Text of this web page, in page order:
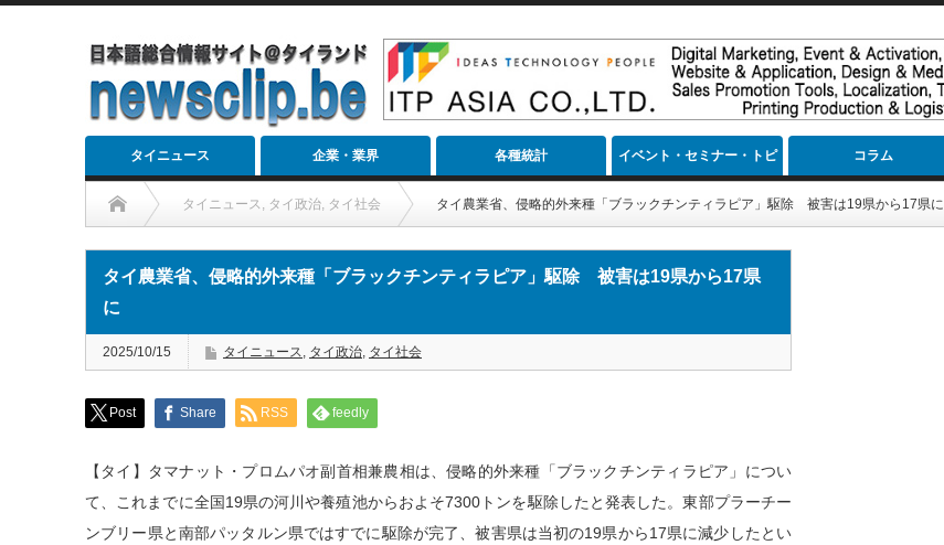
タイニュース 企業・業界 各種統計 イベント・セミナー・トピ コラム
タイニュース, タイ政治, タイ社会 タイ農業省、侵略的外来種「ブラックチンティラピア」駆除 被害は19県から17県に
タイ農業省、侵略的外来種「ブラックチンティラピア」駆除 被害は19県から17県
に
2025/10/15 タイニュース, タイ政治, タイ社会
Post Share RSS feedly
【タイ】タマナット・プロムパオ副首相兼農相は、侵略的外来種「ブラックチンティラピア」につい
て、これまでに全国19県の河川や養殖池からおよそ7300トンを駆除したと発表した。東部プラーチー
ンブリー県と南部パッタルン県ではすでに駆除が完了、被害県は当初の19県から17県に減少したとい